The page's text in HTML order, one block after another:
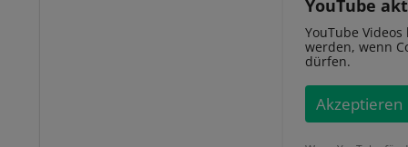
YouTube
YouTube
werden, wenn
dürfen.
Akzeptieren